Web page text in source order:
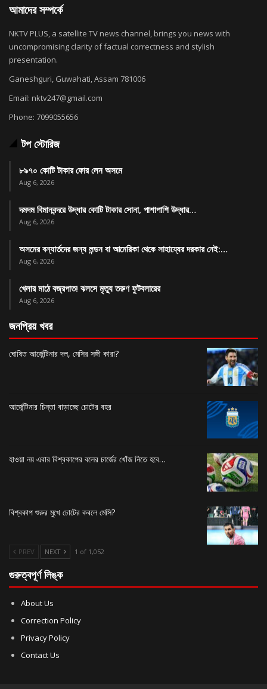
আমাদের সম্পর্কে
NKTV PLUS, a satellite TV news channel, brings you news with
uncompromising clarity of factual correctness and stylish
presentation.
Ganeshguri, Guwahati, Assam 781006
Email: nktv247@gmail.com
Phone: 7099055656
টপ স্টোরিজ
৮৯৭০ কোটি টাকার ফোর লেন অসমে
Aug 6, 2026
দমদম বিমানবন্দরে উদ্ধার কোটি টাকার সোনা, পাশাপাশি উদ্ধার…
Aug 6, 2026
অসমের বন্যার্তদের জন্য লন্ডন বা আমেরিকা থেকে সাহায্যের দরকার নেই:…
Aug 6, 2026
খেলার মাঠে বজ্রপাত! ঝলসে মৃত্যু তরুণ ফুটবলারের
Aug 6, 2026
জনপ্রিয় খবর
ঘোষিত আর্জেন্টিনার দল, মেসির সঙ্গী কারা?
আর্জেন্টিনার চিন্তা বাড়াচ্ছে চোটের বহর
হাওয়া নয় এবার বিশ্বকাপের বলের চার্জের খোঁজ নিতে হবে…
বিশ্বকাপ শুরুর মুখে চোটের কবলে মেসি?
PREV NEXT 1 of 1,052
গুরুত্বপূর্ণ লিঙ্ক
About Us
Correction Policy
Privacy Policy
Contact Us